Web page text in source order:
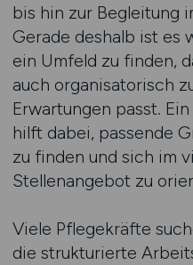
bis hin zur Begleitung
Gerade deshalb ist es
ein Umfeld zu finden,
auch organisatorisch
Erwartungen passt.
hilft dabei, passende
zu finden und sich im
Stellenangebot zu
Viele Pflegekräfte
die strukturierte